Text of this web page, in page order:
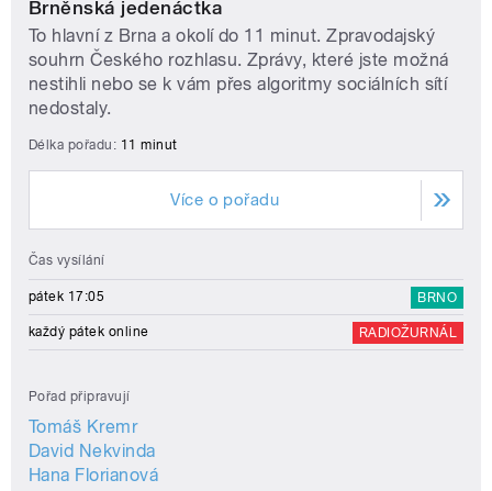
Brněnská jedenáctka
To hlavní z Brna a okolí do 11 minut. Zpravodajský
souhrn Českého rozhlasu. Zprávy, které jste možná
nestihli nebo se k vám přes algoritmy sociálních sítí
nedostaly.
Délka pořadu: 11 minut
Více o pořadu
Čas vysílání
pátek 17:05 BRNO
každý pátek online RADIOŽURNÁL
Pořad připravují
Tomáš Kremr
David Nekvinda
Hana Florianová